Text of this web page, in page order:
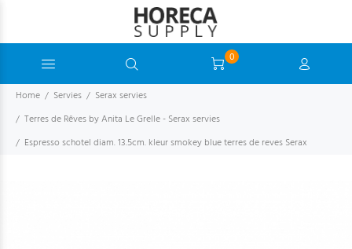
0
Home Servies
Serax servies
Terres de Rêves by Anita Le Grelle - Serax servies
Espresso schotel diam. 13.5cm. kleur smokey blue terres de reves Serax